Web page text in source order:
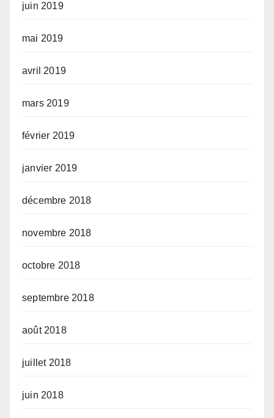
juin 2019
mai 2019
avril 2019
mars 2019
février 2019
janvier 2019
décembre 2018
novembre 2018
octobre 2018
septembre 2018
août 2018
juillet 2018
juin 2018